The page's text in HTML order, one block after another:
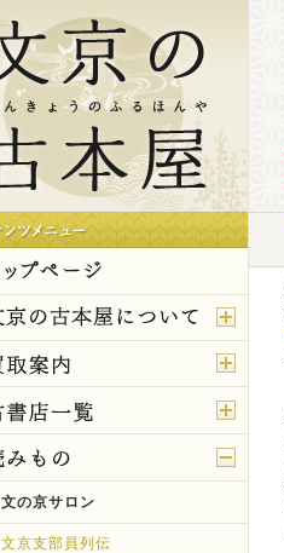
文の京サロン
文京支部員列伝